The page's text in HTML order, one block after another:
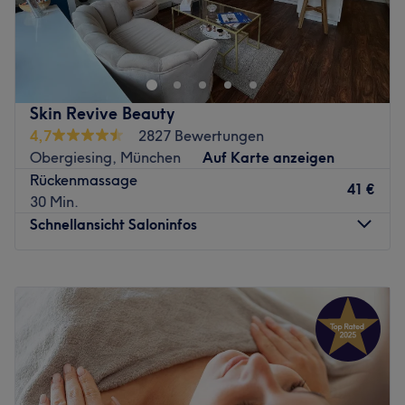
Brauchst du wieder Ruhe und den totalen Ausgleich?
Dann solltest du dir einen Besuch bei Your Spa bei
Beautystyle nicht entgehen lassen. Hier bietet Fadil den
Kundinnen und Kunden nämlich genau das Programm an,
was sie für eine komplette Erholung brauchen. Wer sich
gerne in Fadils Hände begeben möchte, kann seinen
individuellen Wunschtermin bequem online oder per App
über Treatwell buchen und selbst erleben, wie hier aus
gekonnten Handgriffen wahre Wunder der Entspannung
entstehen.
ayurvedischen, einer Lomi Lomi Nui-, einer
Aromaölmassage oder einer manuellen Lymphdrainage –
hier hat alles seinen Sinn und Zweck mit dem Ziel der
totalen Tiefenentspannung. Sein Studio, welches sich in
der Naturheilpraxis befindet, ist dabei die Ruheoase
Skin Revive Beauty
4,7
2827 Bewertungen
Obergiesing, München
Auf Karte anzeigen
Rückenmassage
30 Min.
41 €
Schnellansicht Saloninfos
Dienstag
08:00
20:00
Mittwoch
08:00–20:00
Donnerstag
08:00–20:00
Freitag
08:00 – 20:00
Samstag
11:00
17:00